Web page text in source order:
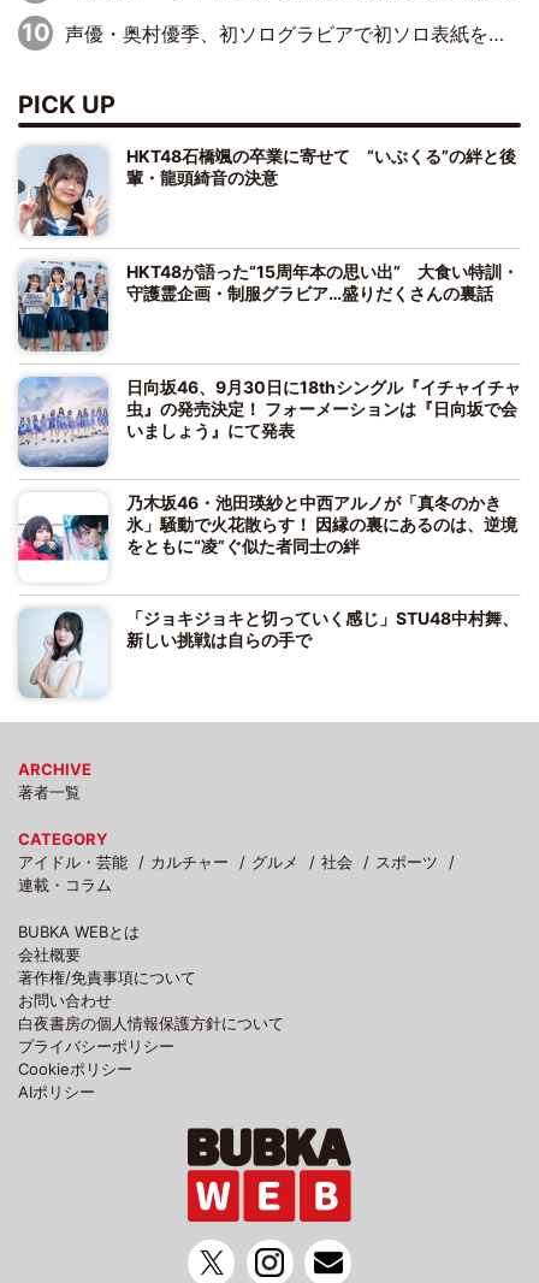
声優・奥村優季、初ソログラビアで初ソロ表紙を飾る！ 初めて見せる表情や、声優を志したきっかけなどを語った必読のインタビューを掲載
PICK UP
HKT48石橋颯の卒業に寄せて “いぶくる”の絆と後
輩・龍頭綺音の決意
HKT48が語った“15周年本の思い出” 大食い特訓・
守護霊企画・制服グラビア…盛りだくさんの裏話
日向坂46、9月30日に18thシングル『イチャイチャ
虫』の発売決定！ フォーメーションは『日向坂で会
いましょう』にて発表
乃木坂46・池田瑛紗と中西アルノが「真冬のかき
氷」騒動で火花散らす！ 因縁の裏にあるのは、逆境
をともに“凌”ぐ似た者同士の絆
「ジョキジョキと切っていく感じ」STU48中村舞、
新しい挑戦は自らの手で
ARCHIVE
著者一覧
CATEGORY
アイドル・芸能
カルチャー グルメ 社会
スポーツ
連載・コラム
BUBKA WEBとは
会社概要
著作権/免責事項について
お問い合わせ
白夜書房の個人情報保護方針について
プライバシーポリシー
Cookieポリシー
AIポリシー